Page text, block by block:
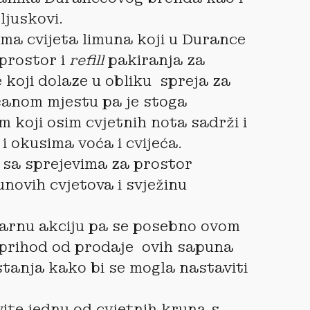
cvijeta limuna koji u Durance
i refillpakiranja za
koji dolaze u obliku spreja za
mjestu pa je stoga
koji osim cvjetnih nota sadrži i
voća i cvijeća.
sprejevima za prostor
cvjetova i svježinu
akciju pa se posebno ovom
od prodaje ovih sapuna
kako bi se mogla nastaviti